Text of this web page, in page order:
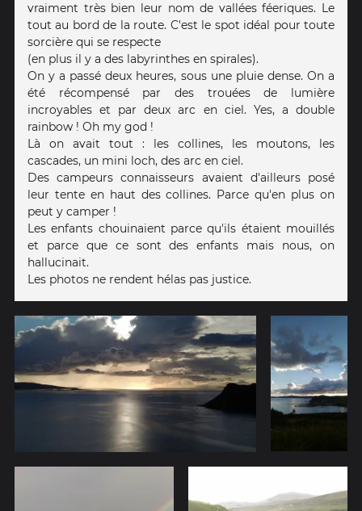
vraiment très bien leur nom de vallées féeriques. Le
tout au bord de la route. C'est le spot idéal pour toute
sorcière qui se respecte
(en plus il y a des labyrinthes en spirales).
On y a passé deux heures, sous une pluie dense. On a
été récompensé par des trouées de lumière
incroyables et par deux arc en ciel. Yes, a double
rainbow ! Oh my god !
Là on avait tout : les collines, les moutons, les
cascades, un mini loch, des arc en ciel.
Des campeurs connaisseurs avaient d'ailleurs posé
leur tente en haut des collines. Parce qu'en plus on
peut y camper !
Les enfants chouinaient parce qu'ils étaient mouillés
et parce que ce sont des enfants mais nous, on
hallucinait.
Les photos ne rendent hélas pas justice.